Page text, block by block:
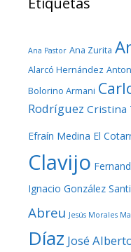
Ana Pastor Ana Zurita
Alarcó Hernández
Bolorino Armani
Rodríguez Cristina
Efraín Medina El
Clavijo
Ignacio González
Abreu Jesús Morales
Díaz José